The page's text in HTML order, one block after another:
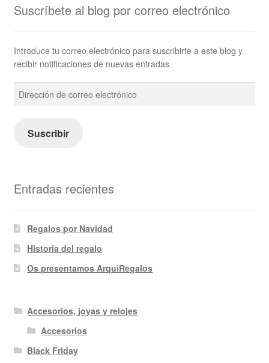
Suscríbete al blog por correo electrónico
Introduce tu correo electrónico para suscribirte a este blog y
recibir notificaciones de nuevas entradas.
Dirección
de
electrónico
Suscribir
Entradas recientes
Regalos por Navidad
Historia del regalo
Os presentamos ArquiRegalos
Accesorios, joyas y relojes
Accesorios
Black Friday